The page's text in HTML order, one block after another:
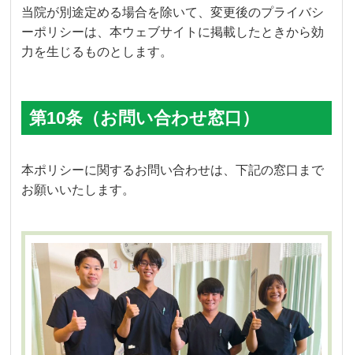
当院が別途定める場合を除いて、変更後のプライバシ
ーポリシーは、本ウェブサイトに掲載したときから効
力を生じるものとします。
第10条（お問い合わせ窓口）
本ポリシーに関するお問い合わせは、下記の窓口まで
お願いいたします。